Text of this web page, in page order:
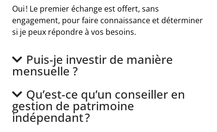
Oui ! Le premier échange est offert, sans
engagement, pour faire connaissance et déterminer
si je peux répondre à vos besoins.
Puis-je investir de manière
mensuelle ?
Qu’est-ce qu’un conseiller en
gestion de patrimoine
indépendant ?